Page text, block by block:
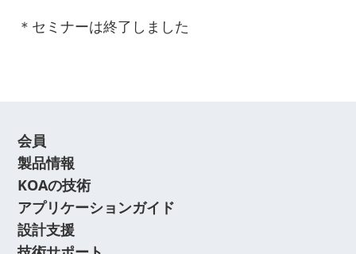
＊セミナーは終了しました
会員
製品情報
KOAの技術
アプリケーションガイド
設計支援